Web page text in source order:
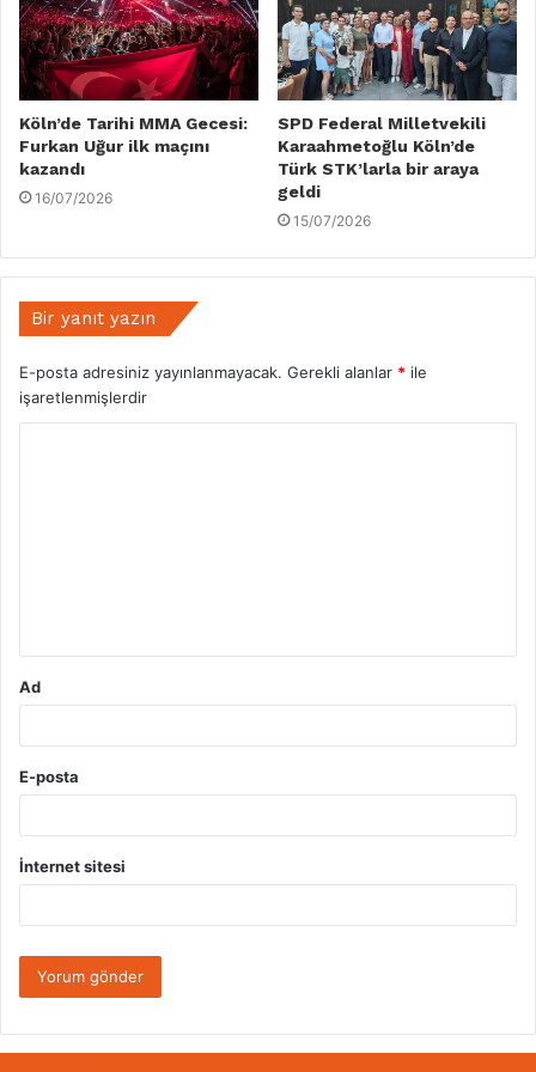
Köln’de Tarihi MMA Gecesi:
Furkan Uğur ilk maçını
kazandı
16/07/2026
SPD Federal Milletvekili
Karaahmetoğlu Köln’de
Türk STK’larla bir araya
geldi
15/07/2026
Bir yanıt yazın
E-posta adresiniz yayınlanmayacak. Gerekli alanlar * ile
işaretlenmişlerdir
Ad
E-posta
İnternet sitesi